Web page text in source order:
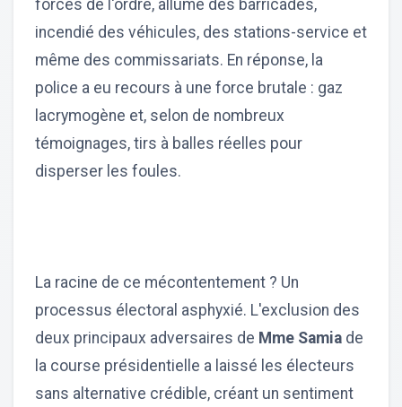
forces de l'ordre, allumé des barricades,
incendié des véhicules, des stations-service et
même des commissariats. En réponse, la
police a eu recours à une force brutale : gaz
lacrymogène et, selon de nombreux
témoignages, tirs à balles réelles pour
disperser les foules.
La racine de ce mécontentement ? Un
processus électoral asphyxié. L'exclusion des
deux principaux adversaires de Mme Samia de
la course présidentielle a laissé les électeurs
sans alternative crédible, créant un sentiment